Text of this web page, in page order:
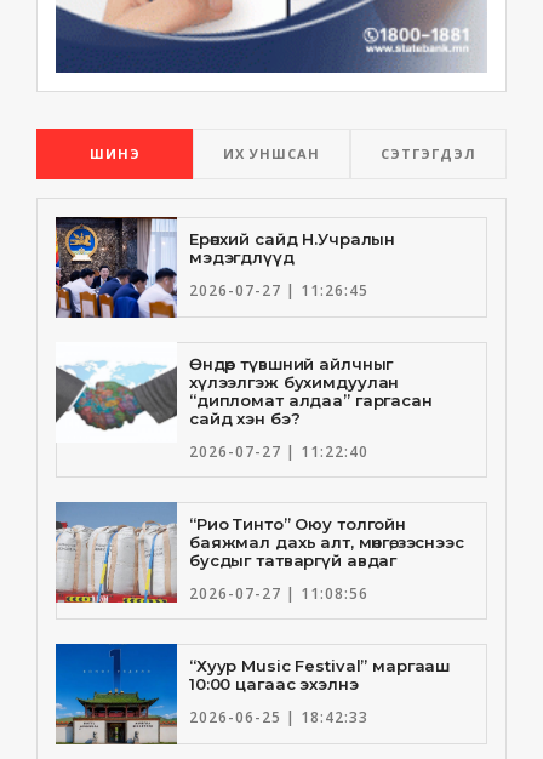
ШИНЭ ИХ УНШСАН СЭТГЭГДЭЛ
Ерөнхий сайд Н.Учралын
мэдэгдлүүд
2026-07-27 | 11:26:45
Өндөр түвшний айлчныг
хүлээлгэж бухимдуулан
“дипломат алдаа” гаргасан
сайд хэн бэ?
2026-07-27 | 11:22:40
“Рио Тинто” Оюу толгойн
баяжмал дахь алт, мөнгө, зэснээс
бусдыг татваргүй авдаг
2026-07-27 | 11:08:56
“Хуур Music Festival” маргааш
10:00 цагаас эхэлнэ
2026-06-25 | 18:42:33